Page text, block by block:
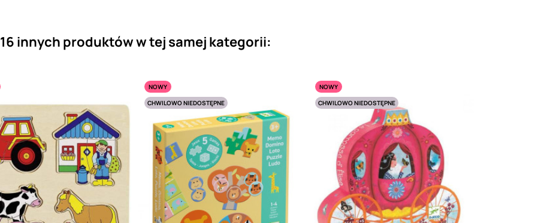
16 innych produktów w tej samej kategorii:
NOWY
CHWILOWO NIEDOSTĘPNE
NOWY
CHWILOWO NIEDOSTĘPNE